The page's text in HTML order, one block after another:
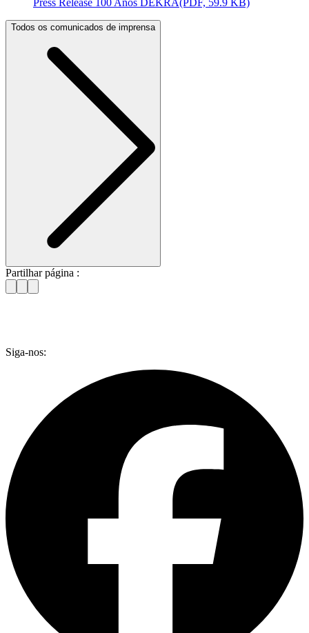
Todos os comunicados de imprensa
Partilhar página :
Siga-nos: